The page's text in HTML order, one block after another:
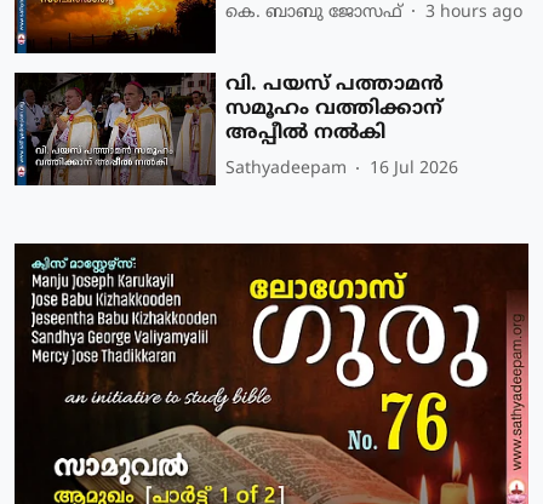
കെ. ബാബു ജോസഫ് 3 hours ago
വി. പയസ് പത്താമന്‍
സമൂഹം വത്തിക്കാന്
അപ്പീല്‍ നല്‍കി
Sathyadeepam 16 Jul 2026